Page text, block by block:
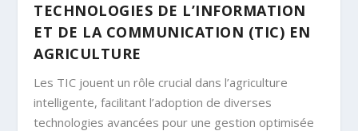
TECHNOLOGIES DE L’INFORMATION
ET DE LA COMMUNICATION (TIC) EN
AGRICULTURE
Les TIC jouent un rôle crucial dans l’agriculture
intelligente, facilitant l’adoption de diverses
technologies avancées pour une gestion optimisée